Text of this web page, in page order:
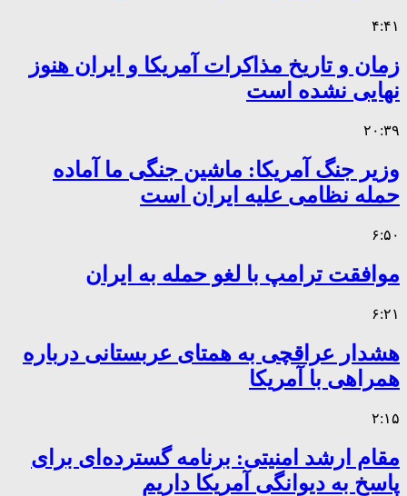
۴:۴۱
زمان و تاریخ مذاکرات آمریکا و ایران هنوز
نهایی نشده است
۲۰:۳۹
وزیر جنگ آمریکا: ماشین جنگی ما آماده
حمله نظامی علیه ایران است
۶:۵۰
موافقت ترامپ با لغو حمله به ایران
۶:۲۱
هشدار عراقچی به همتای عربستانی درباره
همراهی با آمریکا
۲:۱۵
مقام ارشد امنیتی: برنامه گسترده‌ای برای
پاسخ به دیوانگی آمریکا داریم